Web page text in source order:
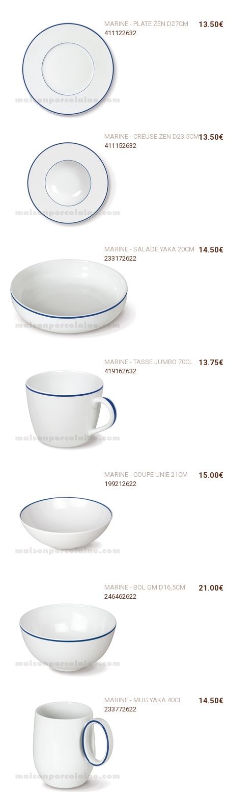
MARINE - PLATE ZEN D27CM
411122632
13.50€
MARINE - CREUSE ZEN D23.5CM
411152632
13.50€
MARINE - SALADE YAKA 20CM
233172622
14.50€
MARINE - TASSE JUMBO 70CL
419162632
13.75€
MARINE - COUPE UNIE 21CM
199212622
15.00€
MARINE - BOL GM D16,5CM
246462622
21.00€
MARINE - MUG YAKA 40CL
233772622
14.50€